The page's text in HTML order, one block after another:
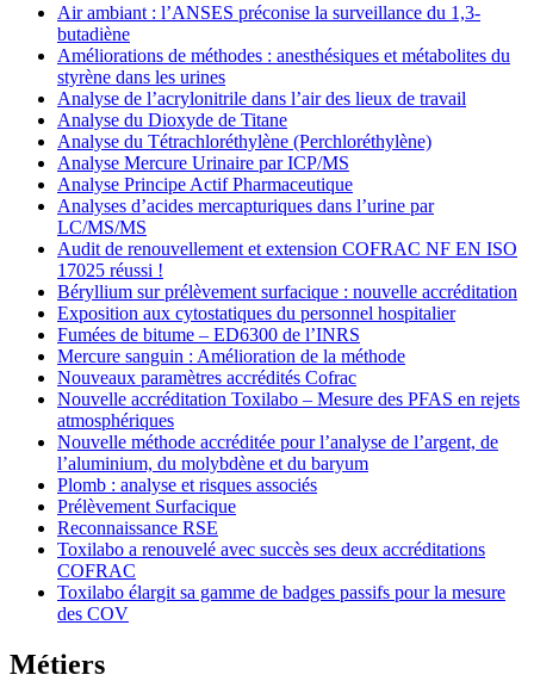
Air ambiant : l’ANSES préconise la surveillance du 1,3-
butadiène
Améliorations de méthodes : anesthésiques et métabolites du
styrène dans les urines
Analyse de l’acrylonitrile dans l’air des lieux de travail
Analyse du Dioxyde de Titane
Analyse du Tétrachloréthylène (Perchloréthylène)
Analyse Mercure Urinaire par ICP/MS
Analyse Principe Actif Pharmaceutique
Analyses d’acides mercapturiques dans l’urine par
LC/MS/MS
Audit de renouvellement et extension COFRAC NF EN ISO
17025 réussi !
Béryllium sur prélèvement surfacique : nouvelle accréditation
Exposition aux cytostatiques du personnel hospitalier
Fumées de bitume – ED6300 de l’INRS
Mercure sanguin : Amélioration de la méthode
Nouveaux paramètres accrédités Cofrac
Nouvelle accréditation Toxilabo – Mesure des PFAS en rejets
atmosphériques
Nouvelle méthode accréditée pour l’analyse de l’argent, de
l’aluminium, du molybdène et du baryum
Plomb : analyse et risques associés
Prélèvement Surfacique
Reconnaissance RSE
Toxilabo a renouvelé avec succès ses deux accréditations
COFRAC
Toxilabo élargit sa gamme de badges passifs pour la mesure
des COV
Métiers